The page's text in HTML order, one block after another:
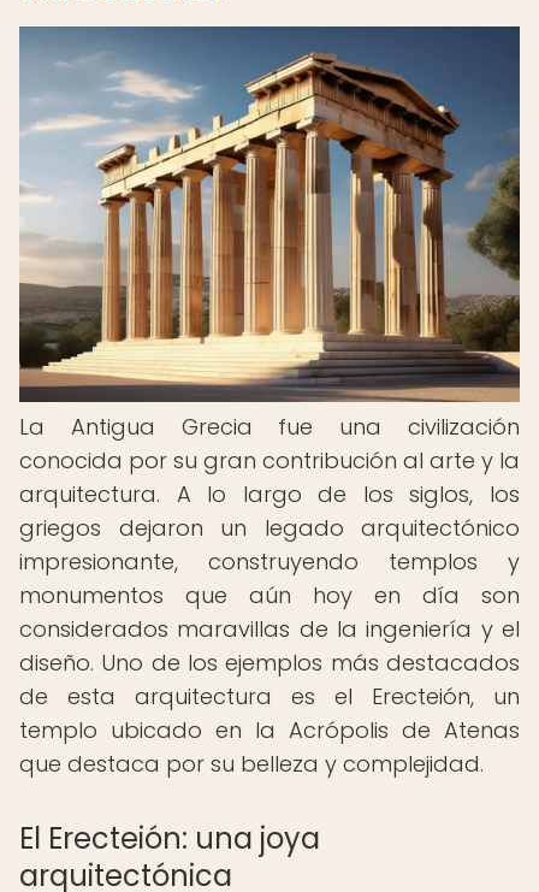
La Antigua Grecia fue una civilización
conocida por su gran contribución al arte y la
arquitectura. A lo largo de los siglos, los
griegos dejaron un legado arquitectónico
impresionante, construyendo templos y
monumentos que aún hoy en día son
considerados maravillas de la ingeniería y el
diseño. Uno de los ejemplos más destacados
de esta arquitectura es el Erecteión, un
templo ubicado en la Acrópolis de Atenas
que destaca por su belleza y complejidad.
El Erecteión: una joya
arquitectónica